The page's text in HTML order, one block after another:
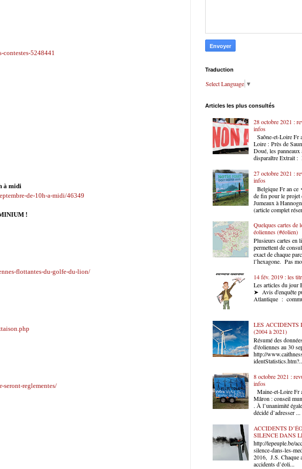
5248441
à midi
de-10h-a-midi/46349
!
flottantes-du-golfe-du-lion/
seront-reglementes/
Traduction
Select Language ▼
Articles les plus consultés
28 octobre 2021 :
infos
Saône-et-Loire
Loire : Près de
Doué, les
disparaître Extrait :
27 octobre 2021 :
infos
Belgique Fr an
de fin pour le projet
Jumeaux à
(article complet
Quelques cartes de
éoliennes (#éolien)
Plusieurs cartes en
permettent de
exact de chaque
l’hexagone. Pas
14 fév. 2019 : les
Les articles du jour
➤ Avis d'enquête
Atlantique :
LES ACCIDENTS
(2004 à 2021)
Résumé des
d'éoliennes au 30
http://
8 octobre 2021 :
infos
Maine-et-Loire
Mâron : conseil
. À l’unanimité
décidé d’adresser ...
ACCIDENTS
SILENCE DANS
http://lepeuple.be/
silence-dans-les-
2016, J.S. Chaque
accidents d’éoli...